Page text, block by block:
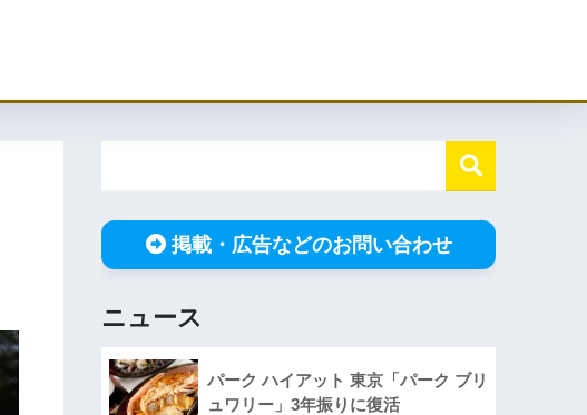
掲載・広告などのお問い合わせ
ニュース
パーク ハイアット 東京「パーク ブリ
ュワリー」3年振りに復活